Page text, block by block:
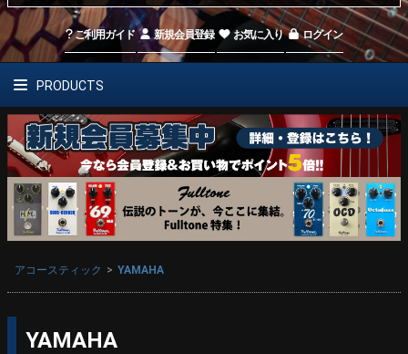
ご利用ガイド 新規会員登録 お気に入り ログイン
PRODUCTS
アコースティック YAMAHA
YAMAHA